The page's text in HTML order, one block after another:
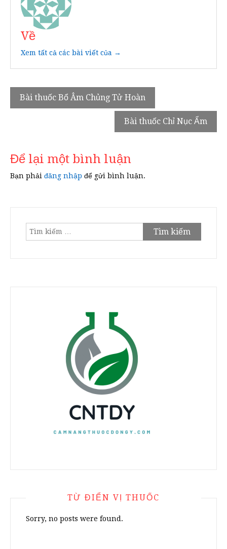
Về
Xem tất cả các bài viết của →
Điều
hướng
Bài thuốc Bổ Âm Chủng Tử Hoàn
Bài thuốc Chỉ Nục Ẩm
Để lại một bình luận
Bạn phải đăng nhập để gửi bình luận.
Tìm
kiếm
TỪ ĐIỂN VỊ THUỐC
Sorry, no posts were found.